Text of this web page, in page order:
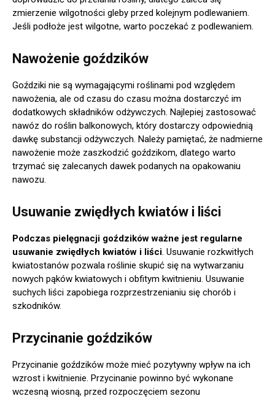
zmierzenie wilgotności gleby przed kolejnym podlewaniem.
Jeśli podłoże jest wilgotne, warto poczekać z podlewaniem.
Nawożenie goździków
Goździki nie są wymagającymi roślinami pod względem
nawożenia, ale od czasu do czasu można dostarczyć im
dodatkowych składników odżywczych. Najlepiej zastosować
nawóz do roślin balkonowych, który dostarczy odpowiednią
dawkę substancji odżywczych. Należy pamiętać, że nadmierne
nawożenie może zaszkodzić goździkom, dlatego warto
trzymać się zalecanych dawek podanych na opakowaniu
nawozu.
Usuwanie zwiędłych kwiatów i liści
Podczas pielęgnacji goździków ważne jest regularne
usuwanie zwiędłych kwiatów i liści. Usuwanie rozkwitłych
kwiatostanów pozwala roślinie skupić się na wytwarzaniu
nowych pąków kwiatowych i obfitym kwitnieniu. Usuwanie
suchych liści zapobiega rozprzestrzenianiu się chorób i
szkodników.
Przycinanie goździków
Przycinanie goździków może mieć pozytywny wpływ na ich
wzrost i kwitnienie. Przycinanie powinno być wykonane
wczesną wiosną, przed rozpoczęciem sezonu